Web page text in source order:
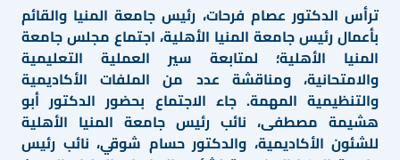
ترأس الدكتور عصام فرحات، رئيس جامعة المنيا والقائم
بأعمال رئيس جامعة المنيا الأهلية، اجتماع مجلس جامعة
المنيا الأهلية؛ لمتابعة سير العملية التعليمية
والامتحانية، ومناقشة عدد من الملفات الأكاديمية
والتنظيمية المهمة. جاء الاجتماع بحضور الدكتور أبو
هشيمة مصطفى، نائب رئيس جامعة المنيا الأهلية
للشئون الأكاديمية، والدكتور حسام شوقي، نائب رئيس